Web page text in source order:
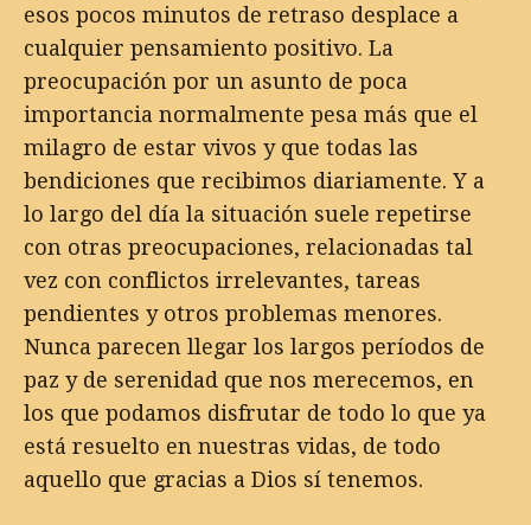
esos pocos minutos de retraso desplace a
cualquier pensamiento positivo. La
preocupación por un asunto de poca
importancia normalmente pesa más que el
milagro de estar vivos y que todas las
bendiciones que recibimos diariamente. Y a
lo largo del día la situación suele repetirse
con otras preocupaciones, relacionadas tal
vez con conflictos irrelevantes, tareas
pendientes y otros problemas menores.
Nunca parecen llegar los largos períodos de
paz y de serenidad que nos merecemos, en
los que podamos disfrutar de todo lo que ya
está resuelto en nuestras vidas, de todo
aquello que gracias a Dios sí tenemos.